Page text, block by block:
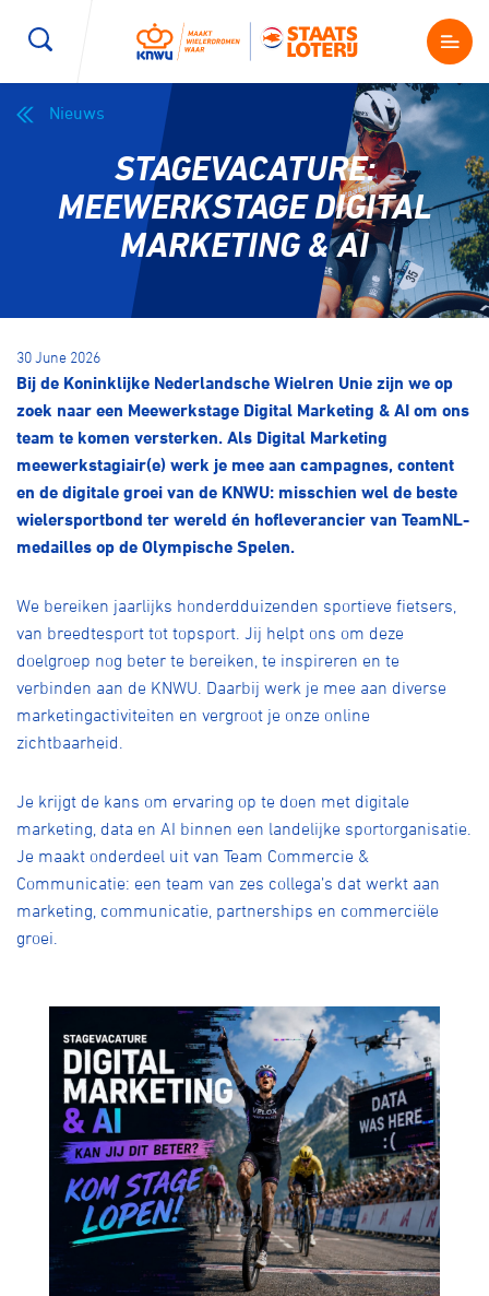
Kenniscentrum
Magazine
Shop
Producten en diensten
Contact
Over ons
Nieuws
STAGEVACATURE:
MEEWERKSTAGE DIGITAL
MARKETING & AI
30 June 2026
Bij de Koninklijke Nederlandsche Wielren Unie zijn we op
zoek naar een Meewerkstage Digital Marketing & AI om ons
team te komen versterken. Als Digital Marketing
meewerkstagiair(e) werk je mee aan campagnes, content
en de digitale groei van de KNWU: misschien wel de beste
wielersportbond ter wereld én hofleverancier van TeamNL-
medailles op de Olympische Spelen.
We bereiken jaarlijks honderdduizenden sportieve fietsers,
van breedtesport tot topsport. Jij helpt ons om deze
doelgroep nog beter te bereiken, te inspireren en te
verbinden aan de KNWU. Daarbij werk je mee aan diverse
marketingactiviteiten en vergroot je onze online
zichtbaarheid.
Je krijgt de kans om ervaring op te doen met digitale
marketing, data en AI binnen een landelijke sportorganisatie.
Je maakt onderdeel uit van Team Commercie &
Communicatie: een team van zes collega’s dat werkt aan
marketing, communicatie, partnerships en commerciële
groei.
Wegwielrennen Mountainbiken
E-Racing
Kunstwielrijden ID-Cycling
BMX freestyle Gravel
Veldrijden Biketrial
Pumptrack Fixed gear